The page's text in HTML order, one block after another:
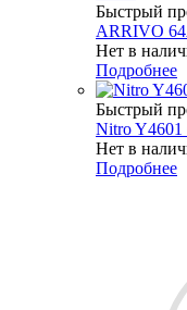
Быстрый
ARRIVO
Нет в
Подробнее
Быстрый
Nitro Y4601
Нет в
Подробнее